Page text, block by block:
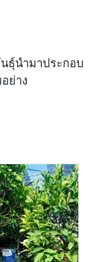
ธุ์นำมาประกอบ
ย่าง